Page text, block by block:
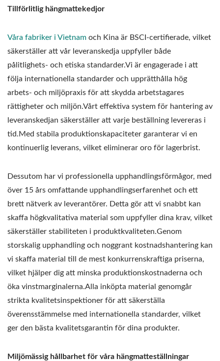
Tillförlitlig hängmattekedjor
Våra fabriker i Vietnam och Kina är BSCI-certifierade, vilket
säkerställer att vår leveranskedja uppfyller både
pålitlighets- och etiska standarder.Vi är engagerade i att
följa internationella standarder och upprätthålla hög
arbets- och miljöpraxis för att skydda arbetstagares
rättigheter och miljön.Vårt effektiva system för hantering av
leveranskedjan säkerställer att varje beställning levereras i
tid.Med stabila produktionskapaciteter garanterar vi en
kontinuerlig leverans, vilket eliminerar oro för lagerbrist.
Dessutom har vi professionella upphandlingsförmågor, med
över 15 års omfattande upphandlingserfarenhet och ett
brett nätverk av leverantörer. Detta gör att vi snabbt kan
skaffa högkvalitativa material som uppfyller dina krav, vilket
säkerställer stabiliteten i produktkvaliteten.Genom
storskalig upphandling och noggrant kostnadshantering kan
vi skaffa material till de mest konkurrenskraftiga priserna,
vilket hjälper dig att minska produktionskostnaderna och
öka vinstmarginalerna.Alla inköpta material genomgår
strikta kvalitetsinspektioner för att säkerställa
överensstämmelse med internationella standarder, vilket
ger den bästa kvalitetsgarantin för dina produkter.
Miljömässig hållbarhet för våra hängmatteställningar